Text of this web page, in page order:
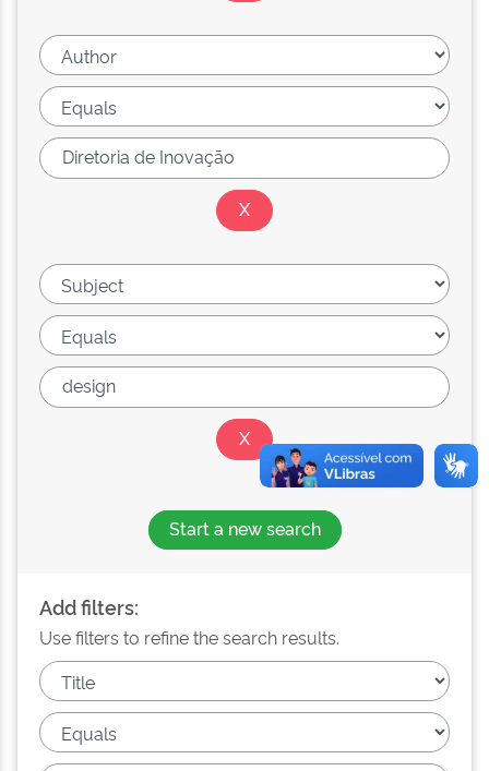
Start a new search
Add filters:
Use filters to refine the search results.